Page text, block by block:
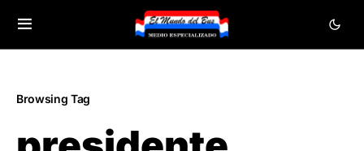
Browsing Tag